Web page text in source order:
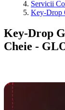
Servicii
Key-Drop
Key-Drop
Cheie -